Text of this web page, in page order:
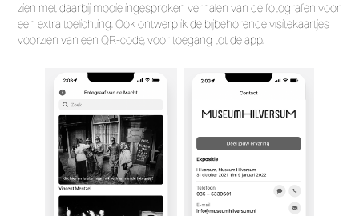
zien met daarbij mooie ingesproken verhalen van de fotografen voor
een extra toelichting. Ook ontwerp ik de bijbehorende visitekaartjes
voorzien van een QR-code, voor toegang tot de app.